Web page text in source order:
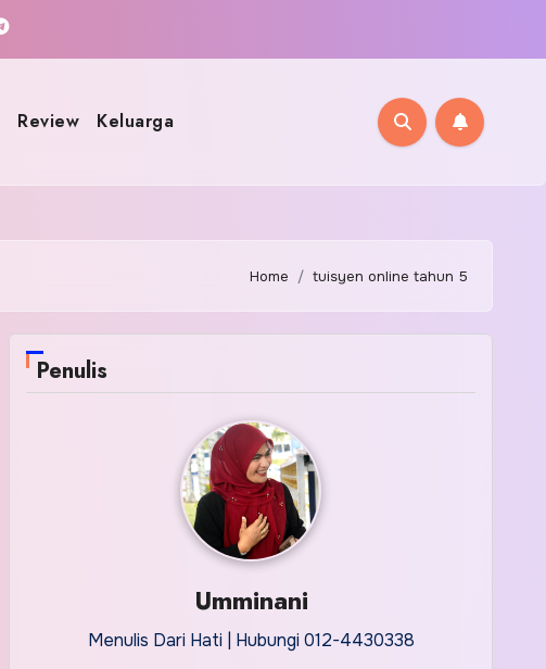
Review Keluarga
Home tuisyen online tahun 5
Penulis
Umminani
Menulis Dari Hati | Hubungi 012-4430338